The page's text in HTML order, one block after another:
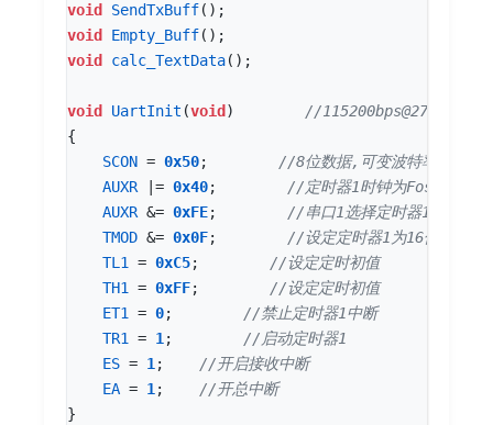
void
SendTxBuff();
void
Empty_Buff();
void
calc_TextData();
void UartInit (void )
{
SCON = 0x50;
AUXR
|= 0x40;
AUXR &= 0xFE;
TMOD &= 0x0F;
TL1 = 0xC5;
TH1 = 0xFF;
ET1 = 0;
TR1 = 1;
ES = 1;
EA = 1;
}